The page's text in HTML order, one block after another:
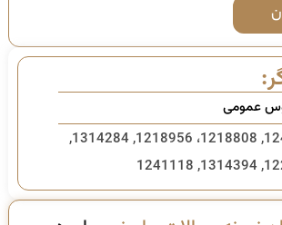
عمومی
1241093, 1218808، 1218956, 1314284,